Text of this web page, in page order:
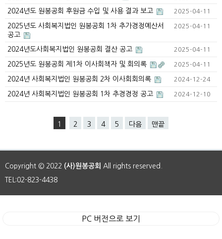
2024년도 원봉공회 후원금 수입 및 사용 결과 보고 2025-04-11
2025년도 사회복지법인 원봉공회 1차 추가경정예산서
공고
2025-04-11
2024년도사회복지법인 원봉공회 결산 공고 2025-04-11
2025년도 원봉공회 제1차 이사회책자 및 회의록 2025-04-11
2024년 사회복지법인 원봉공회 2차 이사회회의록 2024-12-24
2024년 사회복지법인 원봉공회 1차 추경경정 공고 2024-12-10
1 2 3 4 5 다음 맨끝
Copyright © 2022 (사)원봉공회 All rights reserved.
TEL:02-823-4438
PC 버전으로 보기